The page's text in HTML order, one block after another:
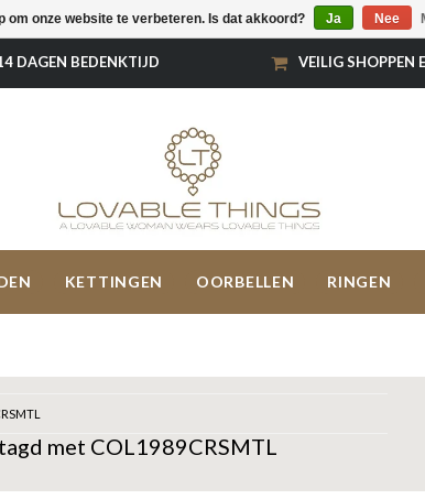
DAGEN BEDENKTIJD VEILIG SHOPPEN
KETTINGEN OORBELLEN RINGEN
met COL1989CRSMTL
om onze website te verbeteren. Is dat akkoord? Ja Nee